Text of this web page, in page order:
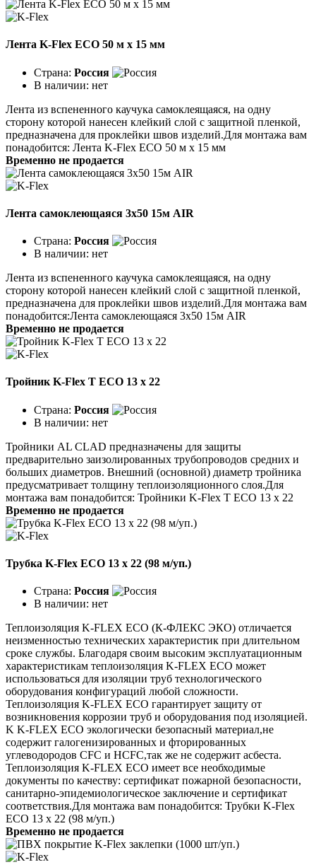
Лента K-Flex ECO 50 м x 15 мм
Страна: Россия
В наличии: нет
Лента из вспененного каучука самоклеящаяся, на одну
сторону которой нанесен клейкий слой с защитной пленкой,
предназначена для проклейки швов изделий.Для монтажа вам
понадобится: Лента K-Flex ECO 50 м x 15 мм
Временно не продается
Лента самоклеющаяся 3x50 15м AIR
Страна: Россия
В наличии: нет
Лента из вспененного каучука самоклеящаяся, на одну
сторону которой нанесен клейкий слой с защитной пленкой,
предназначена для проклейки швов изделий.Для монтажа вам
понадобится:Лента самоклеющаяся 3х50 15м AIR
Временно не продается
Тройник K-Flex T ECO 13 х 22
Страна: Россия
В наличии: нет
Тройники AL CLAD предназначены для защиты
предварительно заизолированных трубопроводов средних и
больших диаметров. Внешний (основной) диаметр тройника
предусматривает толщину теплоизоляционного слоя.Для
монтажа вам понадобится: Тройники K-Flex T ECO 13 х 22
Временно не продается
Трубка K-Flex ECO 13 х 22 (98 м/уп.)
Страна: Россия
В наличии: нет
Теплоизоляция K-FLEX ECO (К-ФЛЕКС ЭКО) отличается
неизменностью технических характеристик при длительном
сроке службы. Благодаря своим высоким эксплуатационным
характеристикам теплоизоляция K-FLEX ECO может
использоваться для изоляции труб технологического
оборудования конфигураций любой сложности.
Теплоизоляция K-FLEX ECO гарантирует защиту от
возникновения коррозии труб и оборудования под изоляцией.
K K-FLEX ECO экологически безопасный материал,не
содержит галогенизированных и фторированных
углеводородов CFC и HCFC,так же не содержит асбеста.
Теплоизоляция K-FLEX ECO имеет все необходимые
документы по качеству: сертификат пожарной безопасности,
санитарно-эпидемиологическое заключение и сертификат
соответствия.Для монтажа вам понадобится: Трубки K-Flex
ECO 13 х 22 (98 м/уп.)
Временно не продается